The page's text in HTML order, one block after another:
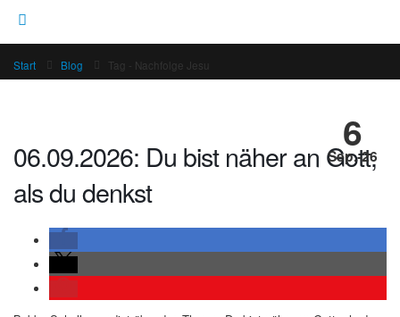
Start Blog Tag - Nachfolge Jesu
6
Sep.-26
06.09.2026: Du bist näher an Gott,
als du denkst